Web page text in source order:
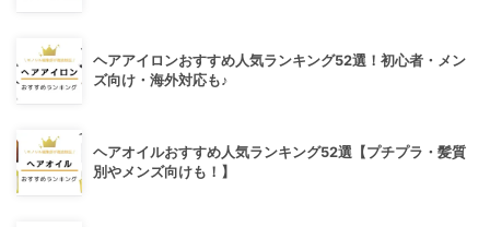
ヘアアイロンおすすめ人気ランキング52選！初心者・メン
ズ向け・海外対応も♪
ヘアオイルおすすめ人気ランキング52選【プチプラ・髪質
別やメンズ向けも！】